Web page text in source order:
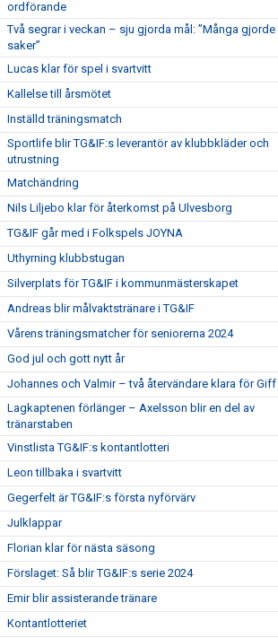
ordförande
Två segrar i veckan – sju gjorda mål: ”Många gjorde
saker”
Lucas klar för spel i svartvitt
Kallelse till årsmötet
Inställd träningsmatch
Sportlife blir TG&IF:s leverantör av klubbkläder och
utrustning
Matchändring
Nils Liljebo klar för återkomst på Ulvesborg
TG&IF går med i Folkspels JOYNA
Uthyrning klubbstugan
Silverplats för TG&IF i kommunmästerskapet
Andreas blir målvaktstränare i TG&IF
Vårens träningsmatcher för seniorerna 2024
God jul och gott nytt år
Johannes och Valmir – två återvändare klara för Giff
Lagkaptenen förlänger – Axelsson blir en del av
tränarstaben
Vinstlista TG&IF:s kontantlotteri
Leon tillbaka i svartvitt
Gegerfelt är TG&IF:s första nyförvärv
Julklappar
Florian klar för nästa säsong
Förslaget: Så blir TG&IF:s serie 2024
Emir blir assisterande tränare
Kontantlotteriet